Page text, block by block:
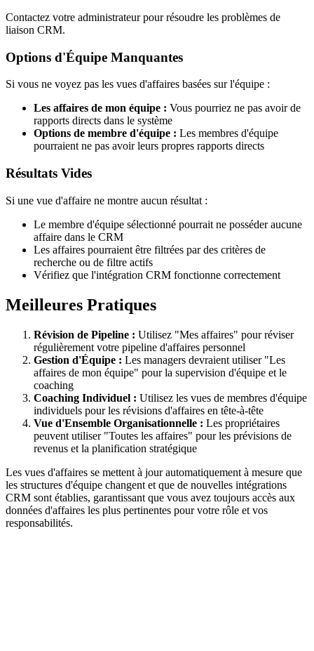
Contactez votre administrateur pour résoudre les problèmes de
liaison CRM.
Options d'Équipe Manquantes
Si vous ne voyez pas les vues d'affaires basées sur l'équipe :
Les affaires de mon équipe : Vous pourriez ne pas avoir de
rapports directs dans le système
Options de membre d'équipe : Les membres d'équipe
pourraient ne pas avoir leurs propres rapports directs
Résultats Vides
Si une vue d'affaire ne montre aucun résultat :
Le membre d'équipe sélectionné pourrait ne posséder aucune
affaire dans le CRM
Les affaires pourraient être filtrées par des critères de
recherche ou de filtre actifs
Vérifiez que l'intégration CRM fonctionne correctement
Meilleures Pratiques
Révision de Pipeline : Utilisez "Mes affaires" pour réviser
régulièrement votre pipeline d'affaires personnel
Gestion d'Équipe : Les managers devraient utiliser "Les
affaires de mon équipe" pour la supervision d'équipe et le
coaching
Coaching Individuel : Utilisez les vues de membres d'équipe
individuels pour les révisions d'affaires en tête-à-tête
Vue d'Ensemble Organisationnelle : Les propriétaires
peuvent utiliser "Toutes les affaires" pour les prévisions de
revenus et la planification stratégique
Les vues d'affaires se mettent à jour automatiquement à mesure que
les structures d'équipe changent et que de nouvelles intégrations
CRM sont établies, garantissant que vous avez toujours accès aux
données d'affaires les plus pertinentes pour votre rôle et vos
responsabilités.